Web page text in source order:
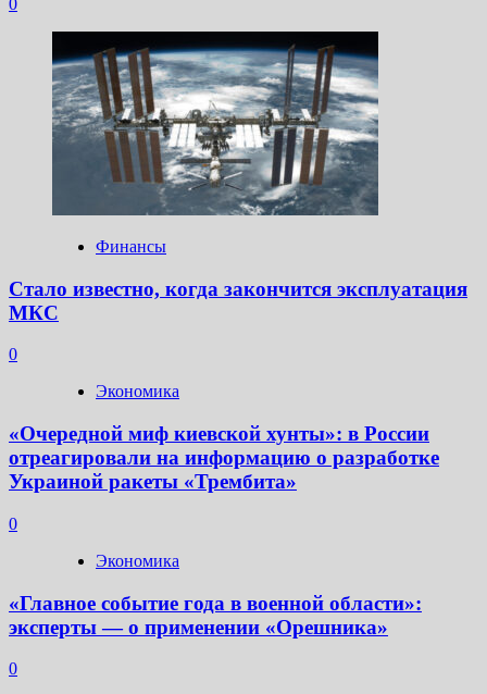
0
Финансы
Стало известно, когда закончится эксплуатация
МКС
0
Экономика
«Очередной миф киевской хунты»: в России
отреагировали на информацию о разработке
Украиной ракеты «Трембита»
0
Экономика
«Главное событие года в военной области»:
эксперты — о применении «Орешника»
0